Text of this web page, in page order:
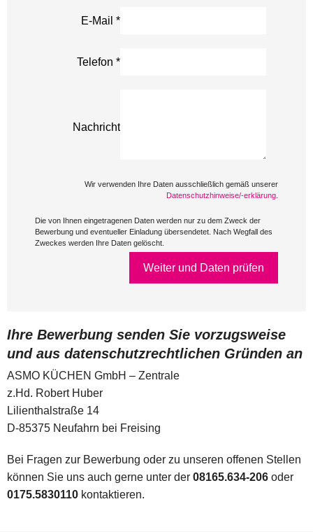
E-Mail *
Telefon *
Nachricht
Wir verwenden Ihre Daten ausschließlich gemäß unserer
Datenschutzhinweise/-erklärung
Die von Ihnen eingetragenen Daten werden nur zu dem Zweck der
Bewerbung und eventueller Einladung übersendetet. Nach Wegfall des
Zweckes werden Ihre Daten gelöscht.
Weiter und Daten prüfen
Ihre Bewerbung senden Sie vorzugsweise
und aus datenschutzrechtlichen Gründen an
ASMO KÜCHEN GmbH – Zentrale
z.Hd. Robert Huber
Lilienthalstraße 14
D-85375 Neufahrn bei Freising
Bei Fragen zur Bewerbung oder zu unseren offenen Stellen
können Sie uns auch gerne unter der 08165.634-206 oder
0175.5830110 kontaktieren.